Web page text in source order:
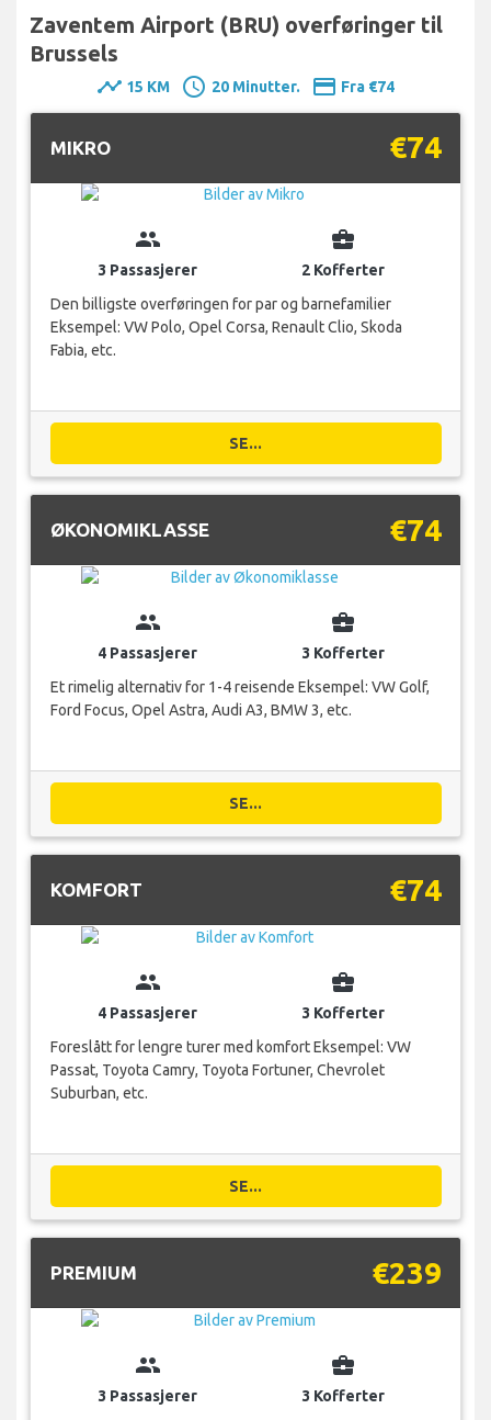
Zaventem Airport (BRU) overføringer til
Brussels
timeline 15 KM schedule 20 Minutter. payment Fra €74
MIKRO €74
group
3 Passasjerer
business_center
2 Kofferter
Den billigste overføringen for par og barnefamilier
Eksempel: VW Polo, Opel Corsa, Renault Clio, Skoda
Fabia, etc.
SE...
ØKONOMIKLASSE €74
group
4 Passasjerer
business_center
3 Kofferter
Et rimelig alternativ for 1-4 reisende Eksempel: VW Golf,
Ford Focus, Opel Astra, Audi A3, BMW 3, etc.
SE...
KOMFORT €74
group
4 Passasjerer
business_center
3 Kofferter
Foreslått for lengre turer med komfort Eksempel: VW
Passat, Toyota Camry, Toyota Fortuner, Chevrolet
Suburban, etc.
SE...
PREMIUM €239
group
3 Passasjerer
business_center
3 Kofferter